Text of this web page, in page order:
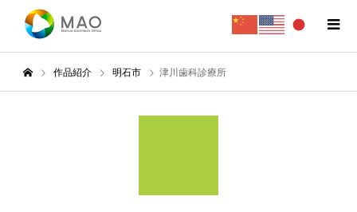
作品紹介 明石市 津川歯科診療所